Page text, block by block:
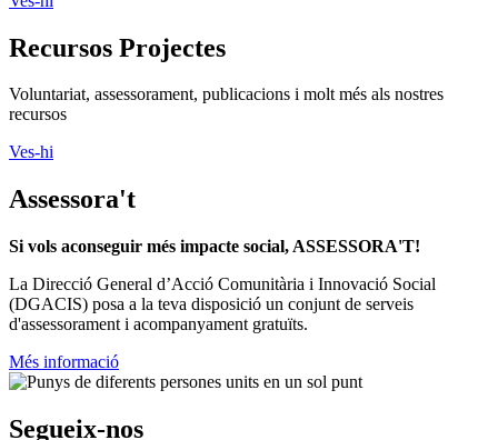
Recursos Projectes
Voluntariat, assessorament, publicacions i molt més als nostres
recursos
Ves-hi
Assessora't
Si vols aconseguir més impacte social, ASSESSORA'T!
La Direcció General d’Acció Comunitària i Innovació Social
(DGACIS) posa a la teva disposició un conjunt de serveis
d'assessorament i acompanyament gratuïts.
Més informació
Segueix-nos